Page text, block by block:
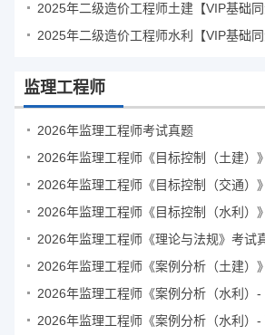
2025年二级造价工程师土建【VIP基础同
2025年二级造价工程师水利【VIP基础同
监理工程师
2026年监理工程师考试真题